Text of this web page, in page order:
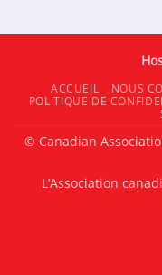
ACCUEIL NOUS
POLITIQUE DE
© Canadian
L’Association